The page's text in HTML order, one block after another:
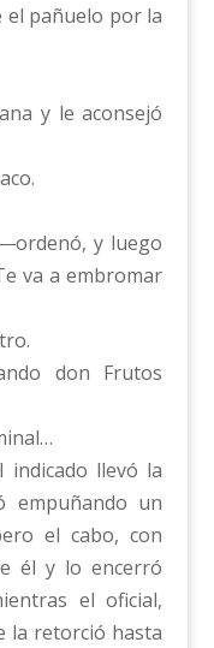
el pañuelo por la
y le aconsejó
y luego
va a embromar
don Frutos
llevó la
un
el cabo, con
él y lo encerró
el oficial,
la retorció hasta